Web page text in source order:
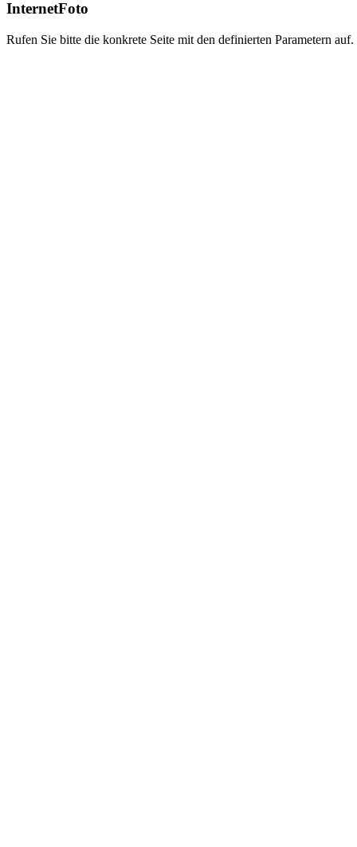
InternetFoto
Rufen Sie bitte die konkrete Seite mit den definierten Parametern auf.